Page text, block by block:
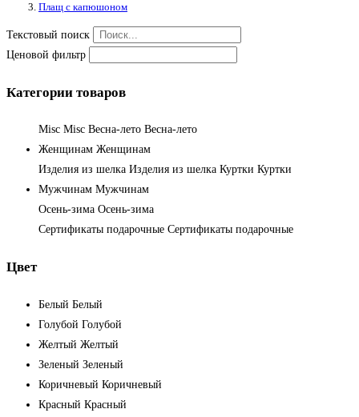
Плащ с капюшоном
Текстовый поиск
Ценовой фильтр
Категории товаров
Misc Misc Весна-лето Весна-лето
Женщинам Женщинам
Изделия из шелка Изделия из шелка Куртки Куртки
Мужчинам Мужчинам
Осень-зима Осень-зима
Сертификаты подарочные Сертификаты подарочные
Цвет
Белый Белый
Голубой Голубой
Желтый Желтый
Зеленый Зеленый
Коричневый Коричневый
Красный Красный